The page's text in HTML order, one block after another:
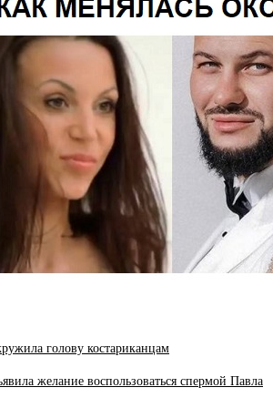
голову костариканцам
желание воспользоваться спермой Павла